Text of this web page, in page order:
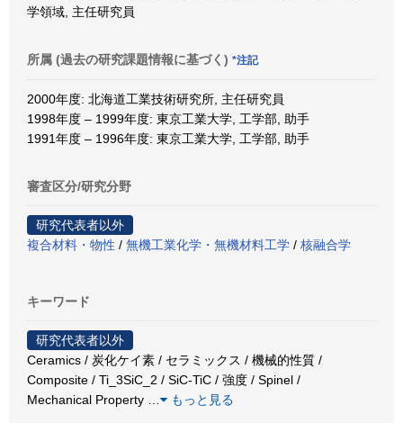
学領域, 主任研究員
所属 (過去の研究課題情報に基づく) *注記
2000年度: 北海道工業技術研究所, 主任研究員
1998年度 – 1999年度: 東京工業大学, 工学部, 助手
1991年度 – 1996年度: 東京工業大学, 工学部, 助手
審査区分/研究分野
研究代表者以外
複合材料・物性 / 無機工業化学・無機材料工学 / 核融合学
キーワード
研究代表者以外
Ceramics / 炭化ケイ素 / セラミックス / 機械的性質 /
Composite / Ti_3SiC_2 / SiC-TiC / 強度 / Spinel /
Mechanical Property
もっと見る